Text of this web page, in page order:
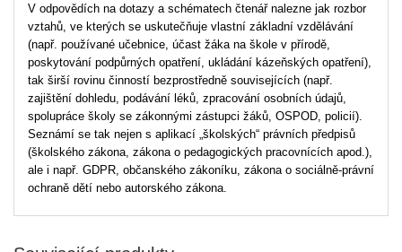
V odpovědích na dotazy a schématech čtenář nalezne jak rozbor
vztahů, ve kterých se uskutečňuje vlastní základní vzdělávání
(např. používané učebnice, účast žáka na škole v přírodě,
poskytování podpůrných opatření, ukládání kázeňských opatření),
tak širší rovinu činností bezprostředně souvisejících (např.
zajištění dohledu, podávání léků, zpracování osobních údajů,
spolupráce školy se zákonnými zástupci žáků, OSPOD, policií).
Seznámí se tak nejen s aplikací „školských“ právních předpisů
(školského zákona, zákona o pedagogických pracovnících apod.),
ale i např. GDPR, občanského zákoníku, zákona o sociálně-právní
ochraně dětí nebo autorského zákona.